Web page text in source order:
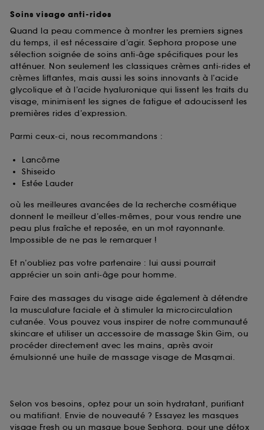
Soins visage anti-rides
Quand la peau commence à montrer les premiers signes
du temps, il est nécessaire d’agir. Sephora propose une
sélection soignée de soins anti-âge spécifiques pour les
atténuer. Non seulement les classiques crèmes anti-rides et
crèmes liftantes, mais aussi les soins innovants à l’acide
glycolique et à l’acide hyaluronique qui lissent les traits du
visage, minimisent les signes de fatigue et adoucissent les
premières rides d’expression.
Parmi ceux-ci, nous recommandons :
Lancôme
Shiseido
Estée Lauder
où les meilleures avancées de la recherche cosmétique
donnent le meilleur d’elles-mêmes, pour vous rendre une
peau plus fraîche et reposée, en un mot rayonnante.
Impossible de ne pas le remarquer !
Et n’oubliez pas votre partenaire : lui aussi pourrait
apprécier un soin anti-âge pour homme.
Faire des massages du visage aide également à détendre
la musculature faciale et à stimuler la microcirculation
cutanée. Vous pouvez vous inspirer de notre communauté
skincare et utiliser un accessoire de massage Skin Gim, ou
procéder directement avec les mains, après avoir
émulsionné une huile de massage visage de Masqmai.
Selon vos besoins, optez pour un soin hydratant, purifiant
ou matifiant. Envie de nouveauté ? Essayez les masques
visage Fresh ou un masque boue Sephora, pour une détox